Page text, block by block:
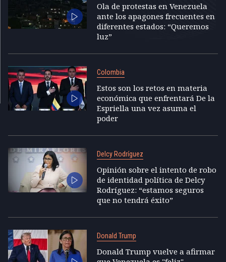
Ola de protestas en Venezuela
ante los apagones frecuentes en
diferentes estados: “Queremos
luz”
Colombia
Estos son los retos en materia
económica que enfrentará De la
Espriella una vez asuma el
poder
Delcy Rodríguez
Opinión sobre el intento de robo
de identidad política de Delcy
Rodríguez: “estamos seguros
que no tendrá éxito”
Donald Trump
Donald Trump vuelve a afirmar